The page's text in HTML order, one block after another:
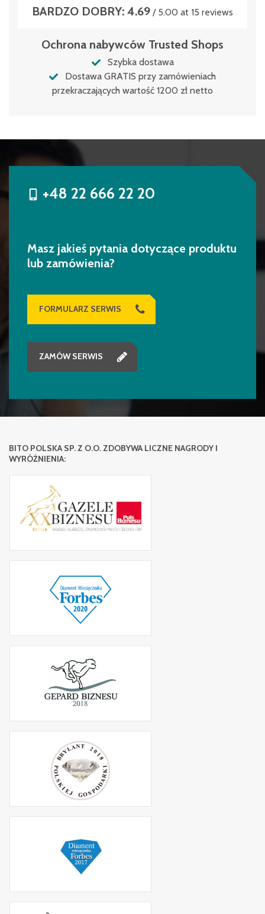
BARDZO DOBRY: 4.69 / 5.00 at 15 reviews
Ochrona nabywców Trusted Shops
Szybka dostawa
Dostawa GRATIS przy zamówieniach
przekraczających wartość 1200 zł netto
+48 22 666 22 20
Masz jakieś pytania dotyczące produktu
lub zamówienia?
FORMULARZ SERWIS
ZAMÓW SERWIS
BITO POLSKA SP. Z O.O. ZDOBYWA LICZNE NAGRODY I
WYRÓŻNIENIA: